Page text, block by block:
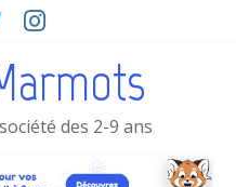
des 2-9 ans